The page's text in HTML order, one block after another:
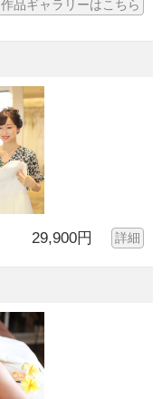
作品ギャラリーはこちら
29,900円 詳細